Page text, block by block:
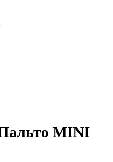
MINI